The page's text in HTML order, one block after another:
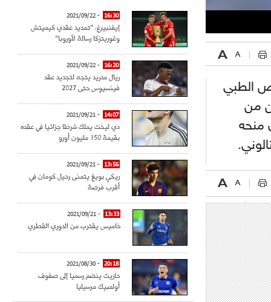
الطبي
من
منحه
16:30
- 2021/09/22
إيفنبيرغ: "تمديد عقدي كيميتش
وغوريتزكا رسالة لأوروبا"
16:20
- 2021/09/22
ريال مدريد يتجه لتجديد عقد
فينسيوس حتى 2027
14:07
- 2021/09/21
دي ليخت يملك شرطا جزائيا في عقده
بقيمة 150 مليون أورو
13:56
- 2021/09/21
ريكي بويغ يتمنى رحيل كومان في
أقرب فرصة
13:33
- 2021/09/21
خاميس يقترب من الدوري القطري
20:18
- 2021/08/30
حاريث ينضم رسميا إلى صفوف
أولمبيك مرسيليا